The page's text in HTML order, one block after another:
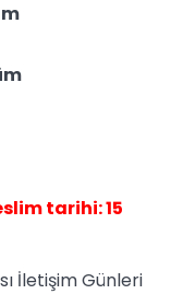
tarihi: 15
İletişim Günleri